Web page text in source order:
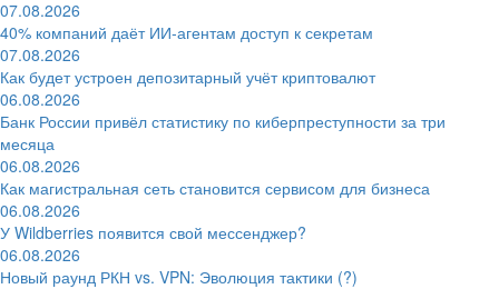
07.08.2026
40% компаний даёт ИИ‑агентам доступ к секретам
07.08.2026
Как будет устроен депозитарный учёт криптовалют
06.08.2026
Банк России привёл статистику по киберпреступности за три
месяца
06.08.2026
Как магистральная сеть становится сервисом для бизнеса
06.08.2026
У Wildberries появится свой мессенджер?
06.08.2026
Новый раунд РКН vs. VPN: Эволюция тактики (?)